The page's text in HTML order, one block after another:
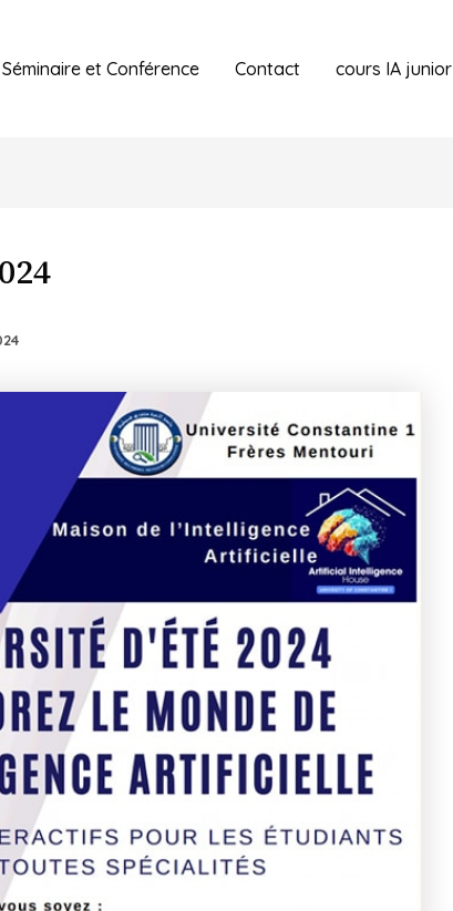
Séminaire et Conférence Contact cours IA junior